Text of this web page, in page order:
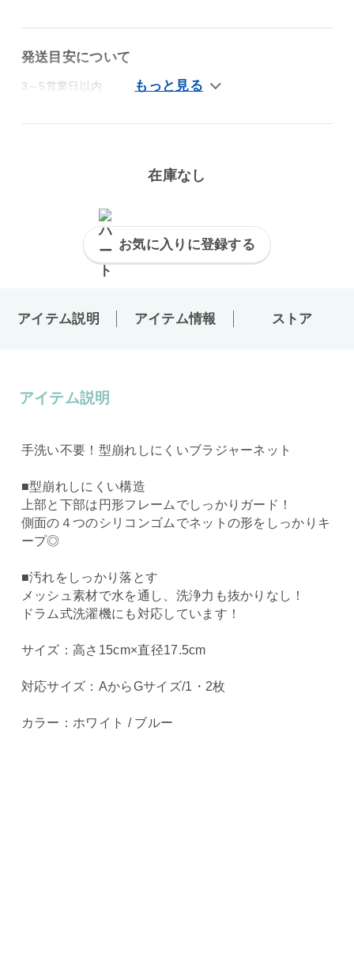
発送目安について
3～5営業日以内
在庫なし
お気に入りに登録する
アイテム説明 アイテム情報 ストア
アイテム説明
手洗い不要！型崩れしにくいブラジャーネット
■型崩れしにくい構造
上部と下部は円形フレームでしっかりガード！
側面の４つのシリコンゴムでネットの形をしっかりキ
ープ◎
■汚れをしっかり落とす
メッシュ素材で水を通し、洗浄力も抜かりなし！
ドラム式洗濯機にも対応しています！
サイズ：高さ15cm×直径17.5cm
対応サイズ：AからGサイズ/1・2枚
カラー：ホワイト / ブルー